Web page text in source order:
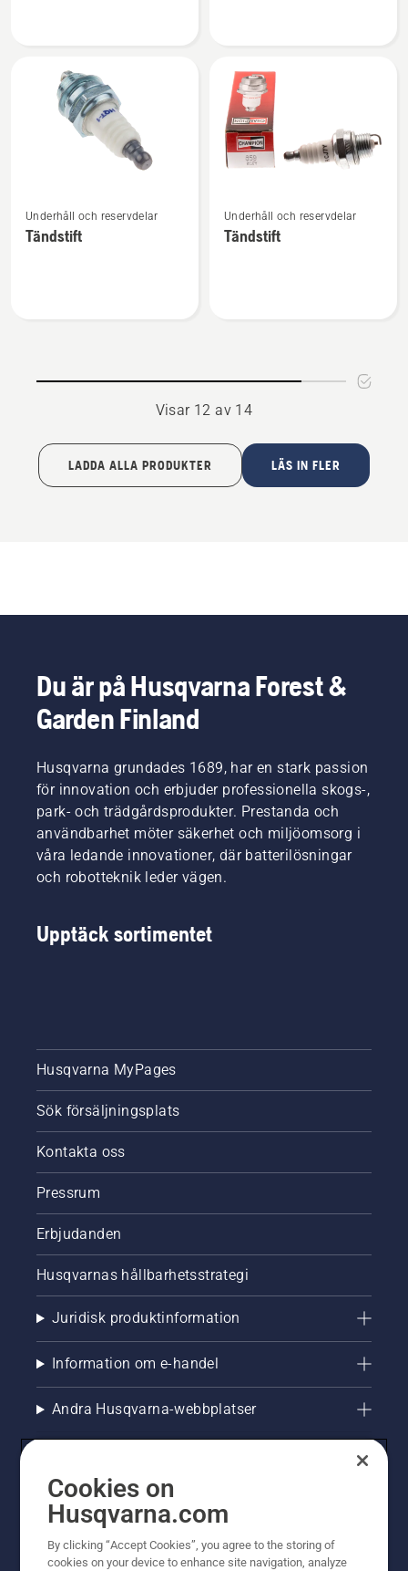
FORCE™
SP33G
mer
information
Underhåll och reservdelar
Tändstift
mer
information
Underhåll och reservdelar
Tändstift
Visar 12 av 14
LADDA ALLA PRODUKTER LÄS IN FLER
Du är på Husqvarna Forest &
Garden Finland
Husqvarna grundades 1689, har en stark passion
för innovation och erbjuder professionella skogs-,
park- och trädgårdsprodukter. Prestanda och
användbarhet möter säkerhet och miljöomsorg i
våra ledande innovationer, där batterilösningar
och robotteknik leder vägen.
Upptäck sortimentet
Husqvarna MyPages
Sök försäljningsplats
Kontakta oss
Pressrum
Erbjudanden
Husqvarnas hållbarhetsstrategi
Juridisk produktinformation
Information om e-handel
Andra Husqvarna-webbplatser
Cookies on
Husqvarna.com
By clicking “Accept Cookies”, you agree to the storing of
cookies on your device to enhance site navigation, analyze